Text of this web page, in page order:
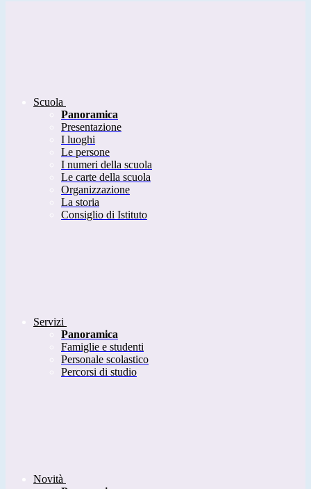
Scuola
Panoramica
Presentazione
I luoghi
Le persone
I numeri della scuola
Le carte della scuola
Organizzazione
La storia
Consiglio di Istituto
Servizi
Panoramica
Famiglie e studenti
Personale scolastico
Percorsi di studio
Novità